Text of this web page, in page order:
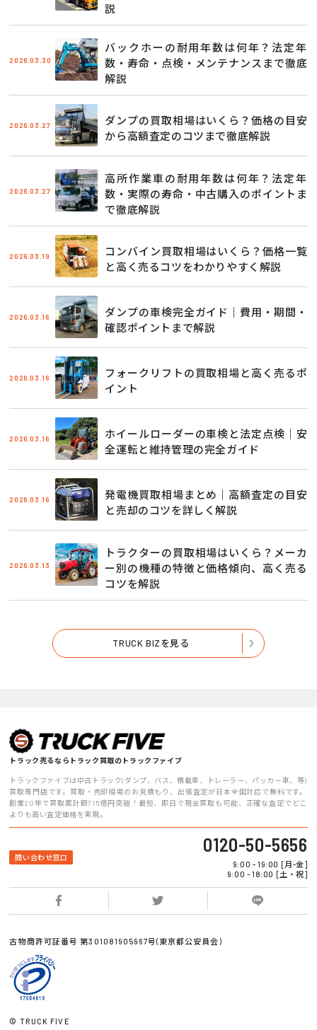
説
2026.03.30
バックホーの耐用年数は何年？法定年
数・寿命・点検・メンテナンスまで徹底
解説
2026.03.27
ダンプの買取相場はいくら？価格の目安
から高額査定のコツまで徹底解説
2026.03.27
高所作業車の耐用年数は何年？法定年
数・実際の寿命・中古購入のポイントま
で徹底解説
2026.03.19
コンバイン買取相場はいくら？価格一覧
と高く売るコツをわかりやすく解説
2026.03.16
ダンプの車検完全ガイド｜費用・期間・
確認ポイントまで解説
2026.03.16
フォークリフトの買取相場と高く売るポ
イント
2026.03.16
ホイールローダーの車検と法定点検｜安
全運転と維持管理の完全ガイド
2026.03.16
発電機買取相場まとめ｜高額査定の目安
と売却のコツを詳しく解説
2026.03.13
トラクターの買取相場はいくら？メーカ
ー別の機種の特徴と価格傾向、高く売る
コツを解説
TRUCK BIZを見る
トラック売るならトラック買取のトラックファイブ
トラックファイブは中古トラック(ダンプ、バス、積載車、トレーラー、パッカー車、等)
買取専門店です。買取・売却相場のお見積もり、出張査定が日本全国対応で無料です。
創業20年で買取累計額715億円突破！最短、即日で現金買取も可能、正確な査定でどこ
よりも高い査定価格を実現。
問い合わせ窓口
0120-50-5656
9:00 - 19:00 [月-金]
9:00 - 18:00 [土・祝]
古物商許可証番号 第301081905967号(東京都公安員会)
© TRUCK FIVE